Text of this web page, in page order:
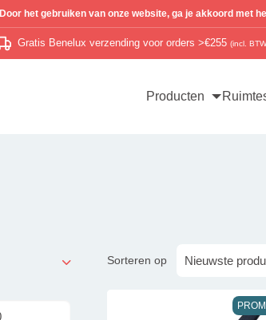
Gratis Benelux verzending voor orders >€255 (incl.
Producten
Sorteren op
Door het gebruiken van onze website, ga je akkoord met